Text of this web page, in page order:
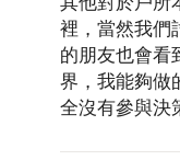
裡，當然我們
的朋友也會看
界，我能夠做
全沒有參與決